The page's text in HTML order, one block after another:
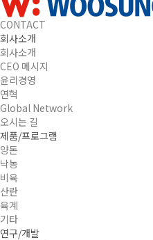
CONTACT
회사소개
회사소개
CEO 메시지
윤리경영
연혁
Global Network
오시는 길
제품/프로그램
양돈
낙농
비육
산란
육계
기타
연구/개발